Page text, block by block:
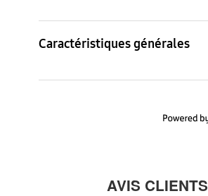
Caractéristiques générales
AVIS CLIENTS